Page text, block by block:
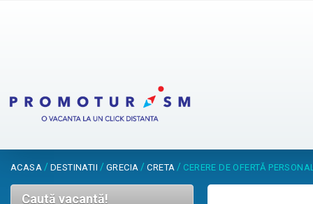
ACASA / DESTINATII / GRECIA /CRETA / CERERE DE OFERTĂ
Caută vacantă!